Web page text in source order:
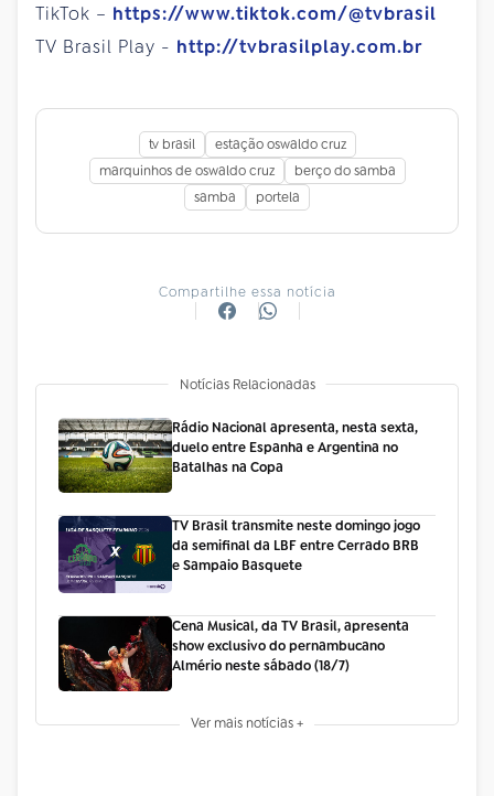
TikTok – https://www.tiktok.com/@tvbrasil
TV Brasil Play - http://tvbrasilplay.com.br
tv brasil
estação oswaldo cruz
marquinhos de oswaldo cruz
berço do samba
samba
portela
Compartilhe essa notícia
Notícias Relacionadas
Rádio Nacional apresenta, nesta sexta,
duelo entre Espanha e Argentina no
Batalhas na Copa
TV Brasil transmite neste domingo jogo
da semifinal da LBF entre Cerrado BRB
e Sampaio Basquete
Cena Musical, da TV Brasil, apresenta
show exclusivo do pernambucano
Almério neste sábado (18/7)
Ver mais notícias +